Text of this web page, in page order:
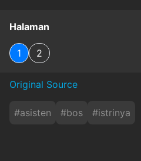
Halaman
1 2
Original Source
#asisten #bos #istrinya